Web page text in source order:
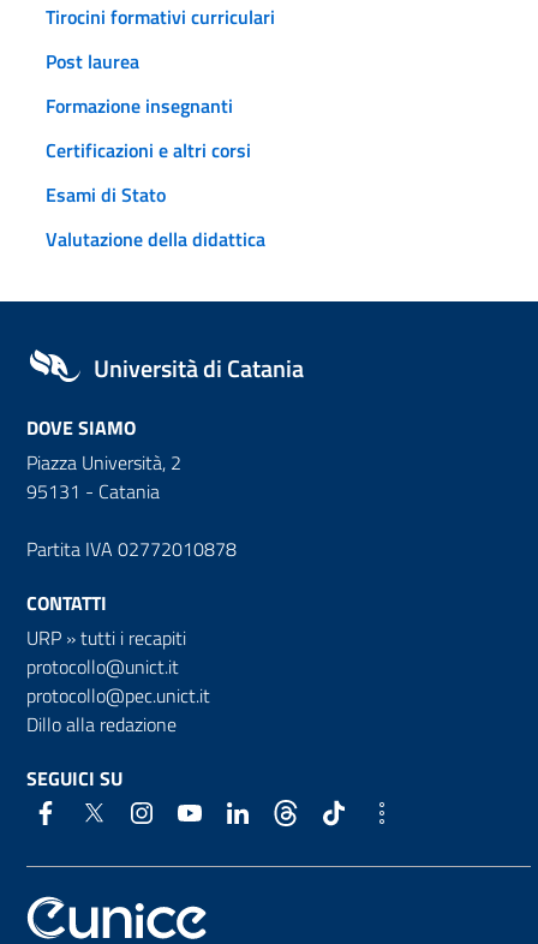
Tirocini formativi curriculari
Post laurea
Formazione insegnanti
Certificazioni e altri corsi
Esami di Stato
Valutazione della didattica
Università di Catania
DOVE SIAMO
Piazza Università, 2
95131 - Catania
Partita IVA 02772010878
CONTATTI
URP »tutti i recapiti
protocollo@unict.it
protocollo@pec.unict.it
Dillo alla redazione
SEGUICI SU